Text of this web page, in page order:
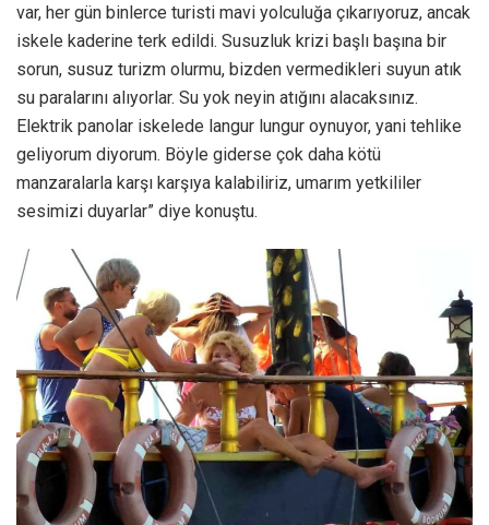
var, her gün binlerce turisti mavi yolculuğa çıkarıyoruz, ancak
iskele kaderine terk edildi. Susuzluk krizi başlı başına bir
sorun, susuz turizm olurmu, bizden vermedikleri suyun atık
su paralarını alıyorlar. Su yok neyin atığını alacaksınız.
Elektrik panolar iskelede langur lungur oynuyor, yani tehlike
geliyorum diyorum. Böyle giderse çok daha kötü
manzaralarla karşı karşıya kalabiliriz, umarım yetkililer
sesimizi duyarlar” diye konuştu.